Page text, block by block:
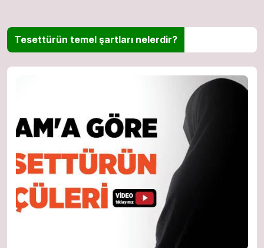
Tesettürün temel şartları nelerdir?